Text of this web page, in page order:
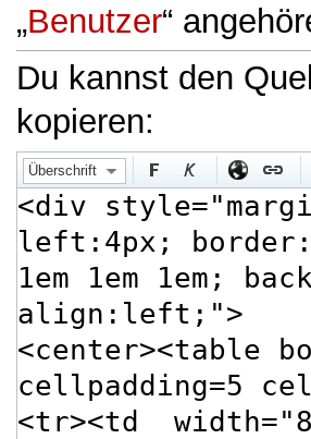
„Benutzer“
Du kannst den
kopieren:
Überschrift